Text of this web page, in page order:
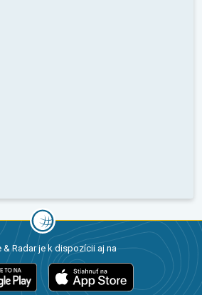
& Radar je k dispozícii aj na